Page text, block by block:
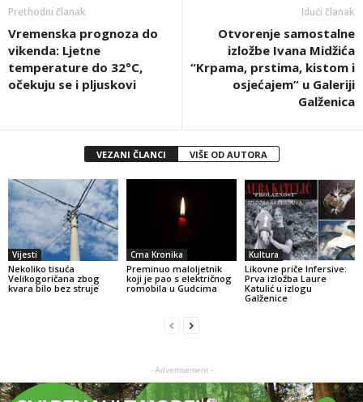
Prethodni članak
Vremenska prognoza do
vikenda: Ljetne
temperature do 32°C,
očekuju se i pljuskovi
Idući članak
Otvorenje samostalne
izložbe Ivana Midžića
“Krpama, prstima, kistom i
osjećajem” u Galeriji
Galženica
VEZANI ČLANCI VIŠE OD AUTORA
Vijesti
Nekoliko tisuća
Velikogoričana zbog
kvara bilo bez struje
Crna Kronika
Preminuo maloljetnik
koji je pao s električnog
romobila u Gudcima
Kultura
Likovne priče Infersive:
Prva izložba Laure
Katulić u izlogu
Galženice
- Advertisement -